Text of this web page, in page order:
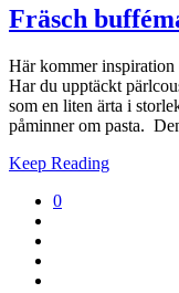
Fräsch
Här kommer inspiration
Har du upptäckt
som en liten ärta i
påminner om pasta.
Keep Reading
0